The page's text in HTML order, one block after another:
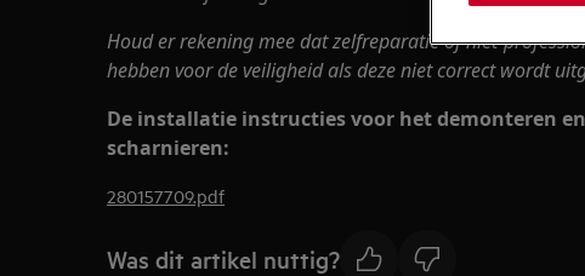
Houd er rekening mee dat zelfreparatie of niet-
hebben voor de veiligheid als deze niet correct wordt
De installatie instructies voor het demonteren
scharnieren:
280157709.pdf
Was dit artikel nuttig?